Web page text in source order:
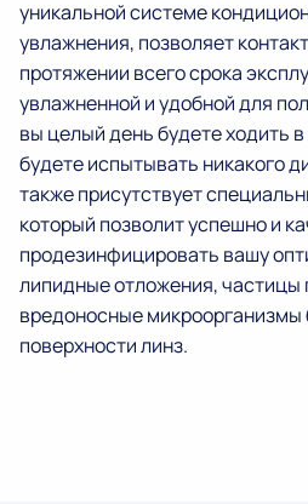
уникальной системе
увлажнения, позволяет
протяжении всего срока
увлажненной и удобной для
вы целый день будете ходить в
будете испытывать никакого
также присутствует
который позволит успешно и
продезинфицировать вашу
липидные отложения, частицы
вредоносные микроорганизмы
поверхности линз.